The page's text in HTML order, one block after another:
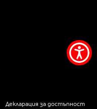
Декларация за достъпност